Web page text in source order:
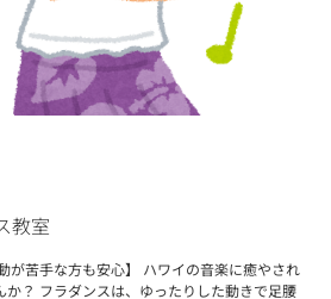
教室
が苦手な方も安心】 ハワイの音楽に癒やされ
か？ フラダンスは、ゆったりした動きで足腰